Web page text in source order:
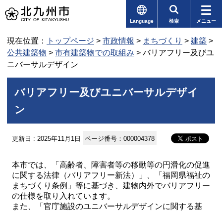
Language 検索 メニュー
現在位置： トップページ > 市政情報 > まちづくり > 建築 >
公共建築物 > 市有建築物での取組み > バリアフリー及びユ
ニバーサルデザイン
バリアフリー及びユニバーサルデザイ
ン
更新日 : 2025年11月1日 ページ番号：000004378
本市では、「高齢者、障害者等の移動等の円滑化の促進
に関する法律（バリアフリー新法）」、「福岡県福祉の
まちづくり条例」等に基づき、建物内外でバリアフリー
の仕様を取り入れています。
また、「官庁施設のユニバーサルデザインに関する基